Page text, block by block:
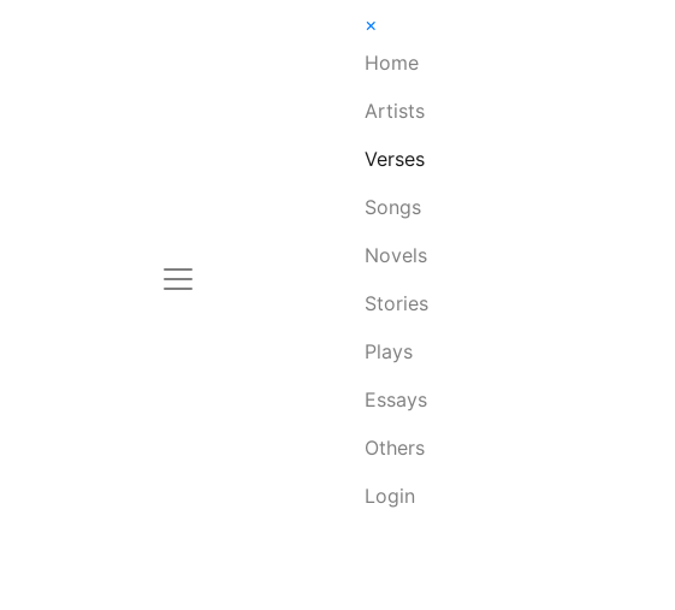
×
Home
Artists
Verses
Songs
Novels
Stories
Plays
Essays
Others
Login